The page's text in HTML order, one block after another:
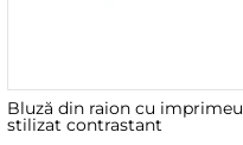
Bluză din raion cu imprimeu
stilizat contrastant